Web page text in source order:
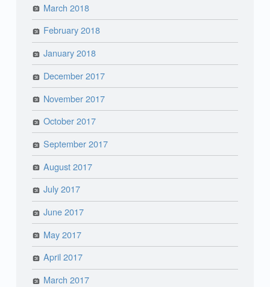
March 2018
February 2018
January 2018
December 2017
November 2017
October 2017
September 2017
August 2017
July 2017
June 2017
May 2017
April 2017
March 2017